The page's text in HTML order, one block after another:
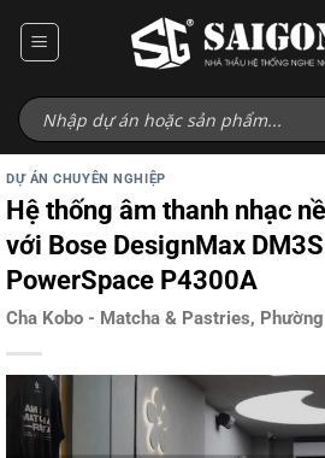
qua
dung
DỰ ÁN CHUYÊN NGHIỆP
Hệ thống âm thanh nhạc
với Bose DesignMax
PowerSpace P4300A
Cha Kobo - Matcha & Pastries, Phường